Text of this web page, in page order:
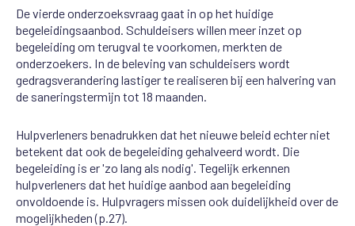
De vierde onderzoeksvraag gaat in op het huidige
begeleidingsaanbod. Schuldeisers willen meer inzet op
begeleiding om terugval te voorkomen, merkten de
onderzoekers. In de beleving van schuldeisers wordt
gedragsverandering lastiger te realiseren bij een halvering van
de saneringstermijn tot 18 maanden.
Hulpverleners benadrukken dat het nieuwe beleid echter niet
betekent dat ook de begeleiding gehalveerd wordt. Die
begeleiding is er 'zo lang als nodig'. Tegelijk erkennen
hulpverleners dat het huidige aanbod aan begeleiding
onvoldoende is. Hulpvragers missen ook duidelijkheid over de
mogelijkheden (p.27).